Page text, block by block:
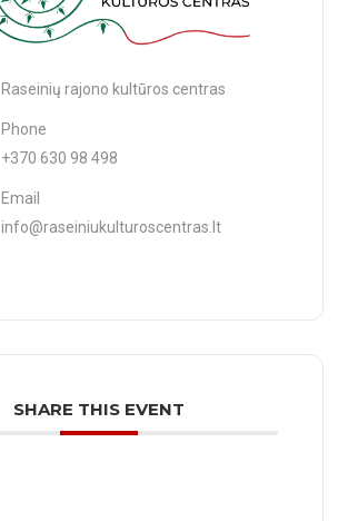
Raseinių rajono kultūros centras
Phone
+370 630 98 498
Email
info@raseiniukulturoscentras.lt
SHARE THIS EVENT